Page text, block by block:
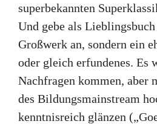
superbekannten
Und gebe als
Großwerk an, sondern ein
oder gleich erfundenes. Es
Nachfragen kommen, aber
des Bildungsmainstream
kenntnisreich glänzen